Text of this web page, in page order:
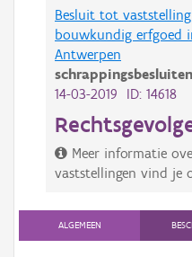
Besluit tot
bouwkundig erfgoed
Antwerpen
14-03-2019 ID: 14618
Meer informatie
vaststellingen vind je
ALGEMEEN